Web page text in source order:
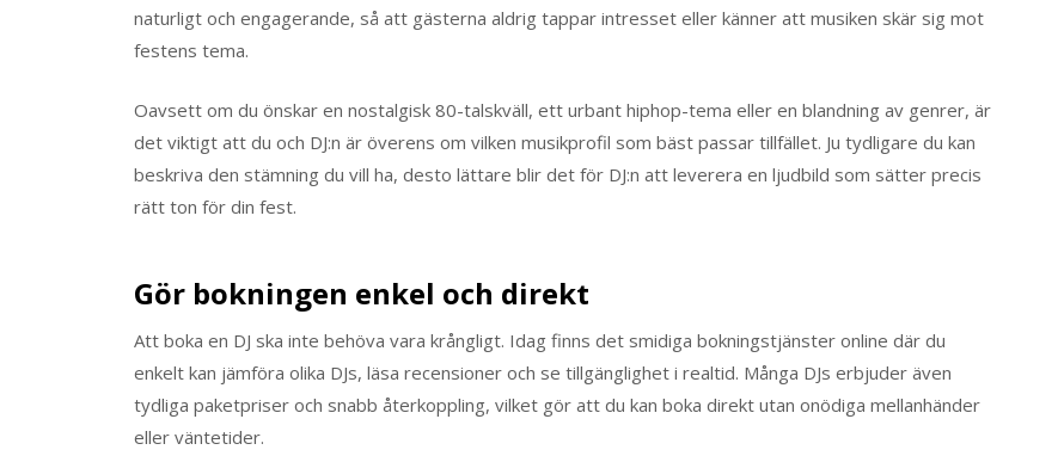
naturligt och engagerande, så att gästerna aldrig tappar intresset eller känner att musiken skär sig mot
festens tema.
Oavsett om du önskar en nostalgisk 80-talskväll, ett urbant hiphop-tema eller en blandning av genrer, är
det viktigt att du och DJ:n är överens om vilken musikprofil som bäst passar tillfället. Ju tydligare du kan
beskriva den stämning du vill ha, desto lättare blir det för DJ:n att leverera en ljudbild som sätter precis
rätt ton för din fest.
Gör bokningen enkel och direkt
Att boka en DJ ska inte behöva vara krångligt. Idag finns det smidiga bokningstjänster online där du
enkelt kan jämföra olika DJs, läsa recensioner och se tillgänglighet i realtid. Många DJs erbjuder även
tydliga paketpriser och snabb återkoppling, vilket gör att du kan boka direkt utan onödiga mellanhänder
eller väntetider.